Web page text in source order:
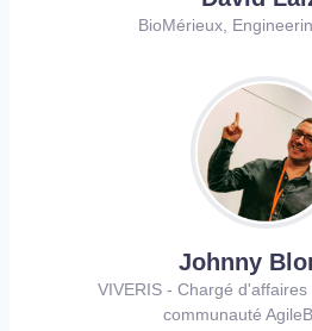
BioMérieux,
Johnny
VIVERIS - Chargé
communauté